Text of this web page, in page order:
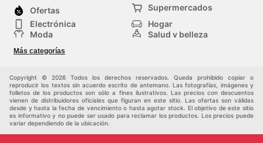
Ofertas
Supermercados
Electrónica
Hogar
Moda
Salud y belleza
Deportes
Más categorías
Copyright © 2026 Todos los derechos reservados. Queda prohibido copiar o
reproducir los textos sin acuerdo escrito de antemano. Las fotografías, imágenes y
folletos de los productos son sólo a fines ilustrativos. Las precios con descuentos
vienen de distribuidores oficiales que figuran en este sitio. Las ofertas son válidas
desde y hasta la fecha de vencimiento o hasta agotar stock. El objetivo de este sitio
es informativo y no puede ser usado para reclamar los productos. Los precios puede
variar dependiendo de la ubicación.